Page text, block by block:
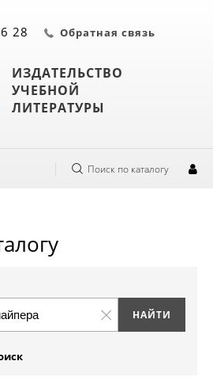
ИЗДАТЕЛЬСТВО
УЧЕБНОЙ
ЛИТЕРАТУРЫ
28 Обратная связь
Поиск по каталогу